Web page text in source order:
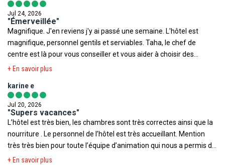
Jul 24, 2026
"Émerveillée"
Magnifique. J'en reviens j'y ai passé une semaine. L'hôtel est
magnifique, personnel gentils et serviables. Taha, le chef de
centre est là pour vous conseiller et vous aider à choisir des
excursions, ce pays mérite d'être visiter avec toutes ces richesses
recommande, on va vous chouchouter comme une princesse.
Vous y trouverez une super équipe d'animation avec Rio à la tête
de cette fabuleuse équipe avec Lolla, Wilky, Rouby, Bibou, Rayen et
Iheb Encore mille bravos. Que de bons moments et de beaux
souvenirs en votre compagnie. Sans oublier les équipes de l'hôtel,
réception, bar, restaurant, ménage, boutique de l'hôtel, j'ai été reçu
comme une princesse. A très bientôt j'espère.
+ En savoir plus
karine e
Jul 20, 2026
"Supers vacances"
L’hôtel est très bien, les chambres sont très correctes ainsi que la
nourriture . Le personnel de l’hôtel est très accueillant. Mention
très très bien pour toute l’équipe d’animation qui nous a permis de
passer de super vacances , ils sont tous très sympathiques et
+ En savoir plus